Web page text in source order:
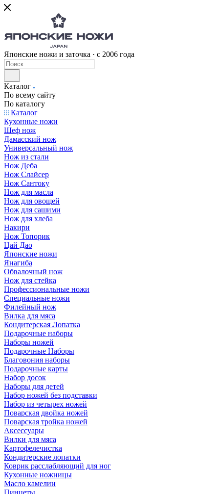
Японские ножи и заточка · с 2006 года
Каталог
По всему сайту
По каталогу
Каталог
Кухонные ножи
Шеф нож
Дамасский нож
Универсальный нож
Нож из стали
Нож Деба
Нож Слайсер
Нож Сантоку
Нож для масла
Нож для овощей
Нож для сашими
Нож для хлеба
Накири
Нож Топорик
Цай Дао
Японские ножи
Янагиба
Обвалочный нож
Нож для стейка
Профессиональные ножи
Специальные ножи
Филейный нож
Вилка для мяса
Кондитерская Лопатка
Подарочные наборы
Наборы ножей
Подарочные Наборы
Благовония наборы
Подарочные карты
Набор досок
Наборы для детей
Набор ножей без подставки
Набор из четырех ножей
Поварская двойка ножей
Поварская тройка ножей
Аксессуары
Вилки для мяса
Картофелечистка
Кондитерские лопатки
Коврик расслабляющий для ног
Кухонные ножницы
Масло камелии
Пинцеты